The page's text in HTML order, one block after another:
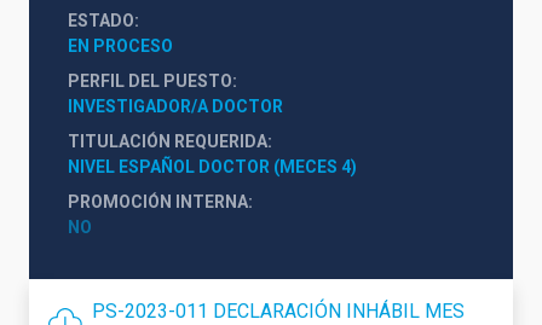
ESTADO
EN PROCESO
PERFIL DEL PUESTO
INVESTIGADOR/A DOCTOR
TITULACIÓN REQUERIDA
NIVEL ESPAÑOL DOCTOR (MECES 4)
PROMOCIÓN INTERNA
NO
PS-2023-011 DECLARACIÓN INHÁBIL MES